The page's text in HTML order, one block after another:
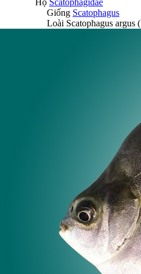
Giống Scatophagus
Loài Scatophagus argus